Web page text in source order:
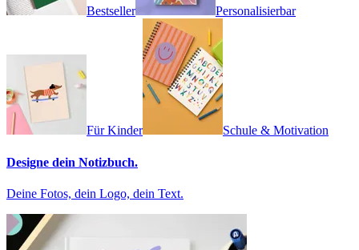
Bestseller Personalisierbar
Für Kinder Schule & Motivation
Designe dein Notizbuch.
Deine Fotos, dein Logo, dein Text.